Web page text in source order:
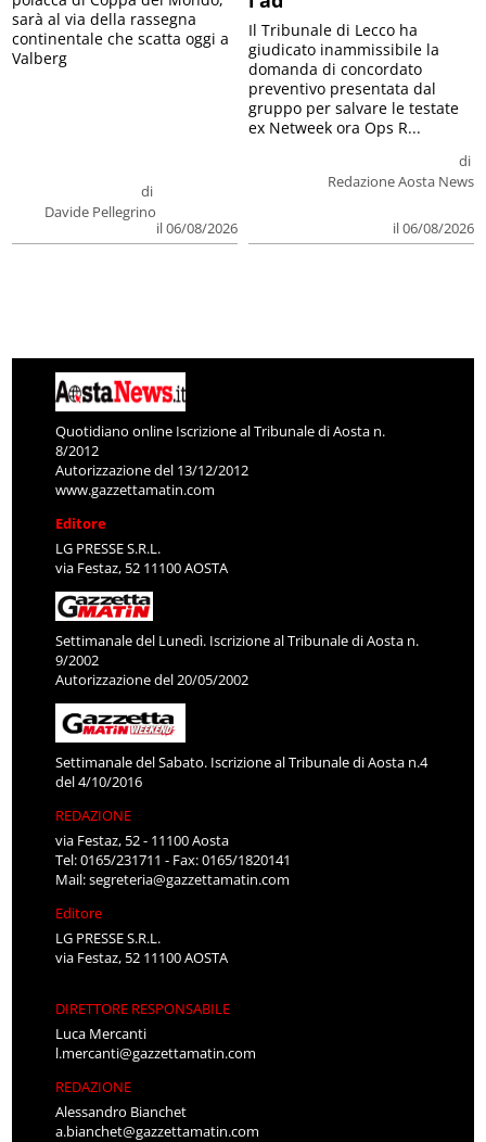
di
Davide Pellegrino
il 06/08/2026
sarà al via della rassegna
continentale che scatta oggi a
Valberg
di
Redazione Aosta News
il 06/08/2026
Il Tribunale di Lecco ha
giudicato inammissibile la
domanda di concordato
preventivo presentata dal
gruppo per salvare le testate
ex Netweek ora Ops R...
Quotidiano online Iscrizione al Tribunale di Aosta n.
8/2012
Autorizzazione del 13/12/2012
www.gazzettamatin.com
Editore
LG PRESSE S.R.L.
via Festaz, 52 11100 AOSTA
Settimanale del Lunedì. Iscrizione al Tribunale di Aosta n.
9/2002
Autorizzazione del 20/05/2002
Settimanale del Sabato. Iscrizione al Tribunale di Aosta n.4
del 4/10/2016
REDAZIONE
via Festaz, 52 - 11100 Aosta
Tel: 0165/231711 - Fax: 0165/1820141
Mail:segreteria@gazzettamatin.com
Editore
LG PRESSE S.R.L.
via Festaz, 52 11100 AOSTA
DIRETTORE RESPONSABILE
Luca Mercanti
l.mercanti@gazzettamatin.com
REDAZIONE
Alessandro Bianchet
a.bianchet@gazzettamatin.com